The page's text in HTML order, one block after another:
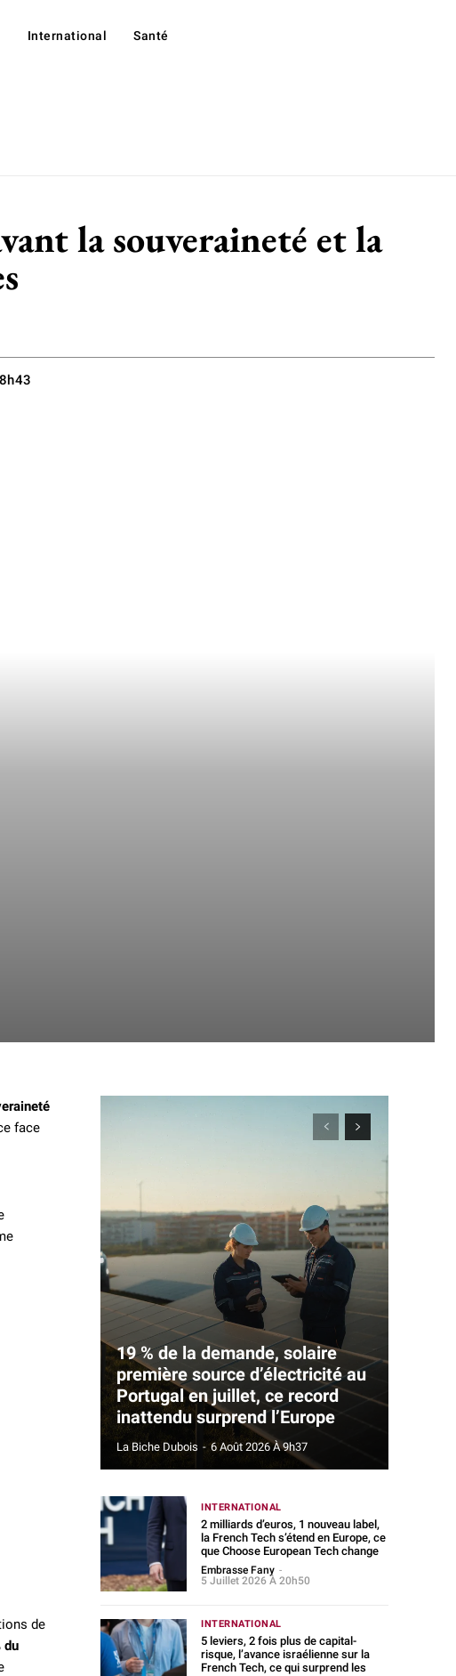
International Santé
la souveraineté et la
face
de
du
19 % de la demande, solaire
première source d’électricité au
Portugal en juillet, ce record
inattendu surprend l’Europe
La Biche Dubois - 6 Août 2026 À 9h37
INTERNATIONAL
2 milliards d’euros, 1 nouveau label,
la French Tech s’étend en Europe, ce
que Choose European Tech change
Embrasse Fany -
5 Juillet 2026 À 20h50
INTERNATIONAL
5 leviers, 2 fois plus de capital-
risque, l’avance israélienne sur la
French Tech, ce qui surprend les